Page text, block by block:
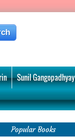
Sunil Gangopadhyay
Popular Books